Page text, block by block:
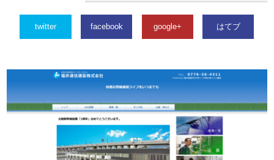
twitter facebook google+ はてブ